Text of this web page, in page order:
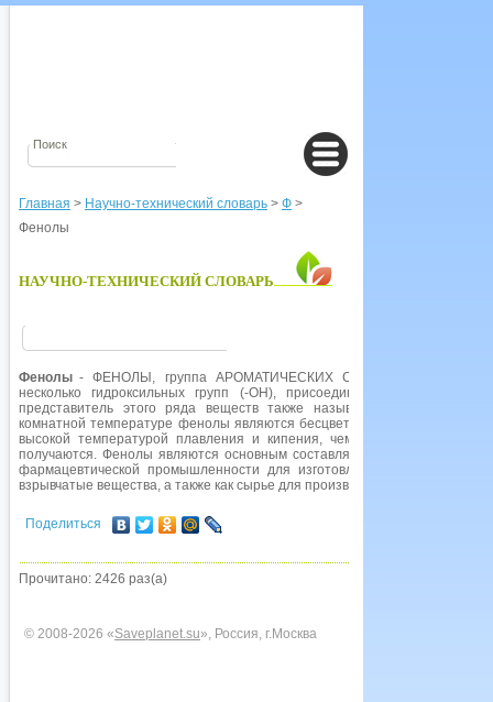
Главная > Научно-технический словарь > Ф >
Фенолы
НАУЧНО-ТЕХНИЧЕСКИЙ СЛОВАРЬ
Фенолы - ФЕНОЛЫ, группа АРОМАТИЧЕСКИХ СОЕДИНЕНИЙ, в
несколько гидроксильных групп (-ОН), присоединенных к
представитель этого ряда веществ также называется фенолом
комнатной температуре фенолы являются бесцветными жидкостями
высокой температурой плавления и кипения, чем у родственных
получаются. Фенолы являются основным составляющим
фармацевтической промышленности для изготовления таких
взрывчатые вещества, а также как сырье для производства нейлона и
Поделиться
Прочитано: 2426 раз(а)
© 2008-2026 «Saveplanet.su», Россия, г.Москва